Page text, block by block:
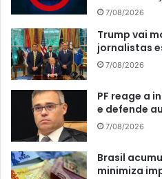
7/08/2026
Trump vai
jornalistas
7/08/2026
PF reage a
e defende
7/08/2026
Brasil
minimiza